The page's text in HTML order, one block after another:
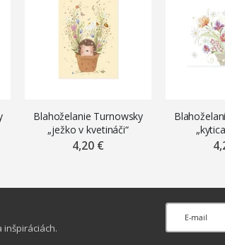
Blahoželanie Turnowsky
„ježko v kvetináči“
4,20 €